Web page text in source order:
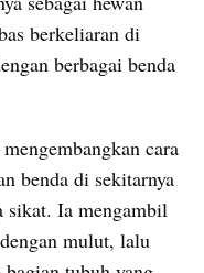
berkeliaran di
berbagai benda
cara
benda di sekitarnya
sikat. Ia mengambil
mulut, lalu